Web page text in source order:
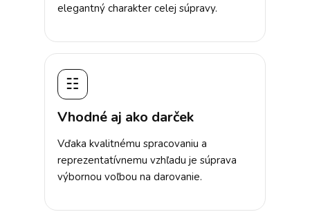
elegantný charakter celej súpravy.
☷
Vhodné aj ako darček
Vďaka kvalitnému spracovaniu a
reprezentatívnemu vzhľadu je súprava
výbornou voľbou na darovanie.